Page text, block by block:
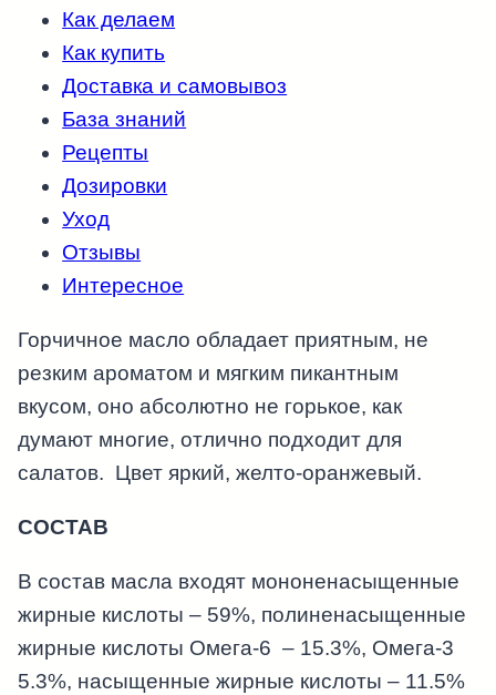
прессе
бочонке.
Прямой
холодный
отжим
Как делаем
Как купить
Доставка и самовывоз
База знаний
Рецепты
Дозировки
Уход
Отзывы
Интересное
Горчичное масло обладает приятным, не
резким ароматом и мягким пикантным
вкусом, оно абсолютно не горькое, как
думают многие, отлично подходит для
салатов. Цвет яркий, желто-оранжевый.
СОСТАВ
В состав масла входят мононенасыщенные
жирные кислоты – 59%, полиненасыщенные
жирные кислоты Омега-6 – 15.3%, Омега-3
5.3%, насыщенные жирные кислоты – 11.5%